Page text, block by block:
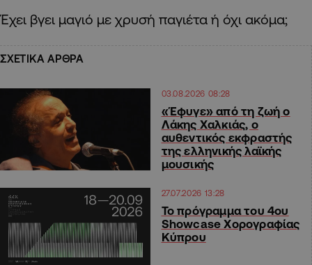
Έχει βγει μαγιό με χρυσή παγιέτα ή όχι ακόμα;
ΣΧΕΤΙΚΑ ΑΡΘΡΑ
03.08.2026 08:28
«Έφυγε» από τη ζωή ο
Λάκης Χαλκιάς, ο
αυθεντικός εκφραστής
της ελληνικής λαϊκής
μουσικής
27.07.2026 13:28
Το πρόγραμμα του 4ου
Showcase Χορογραφίας
Κύπρου